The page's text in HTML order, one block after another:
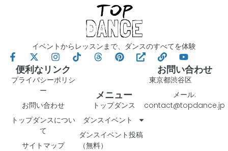
イベントからレッスンまで、ダンスのすべてを体験
便利なリンク
プライバシーポリシ
ー
お問い合わせ
トップダンスについ
て
サイトマップ
メニュー
トップダンス
ダンスイベント
ダンスイベント投稿
（無料）
お問い合わせ
東京都渋谷区
メール:
contact@topdance.jp